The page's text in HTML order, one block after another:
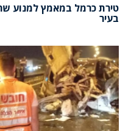
טירת כרמל במאמץ למנוע
בעיר